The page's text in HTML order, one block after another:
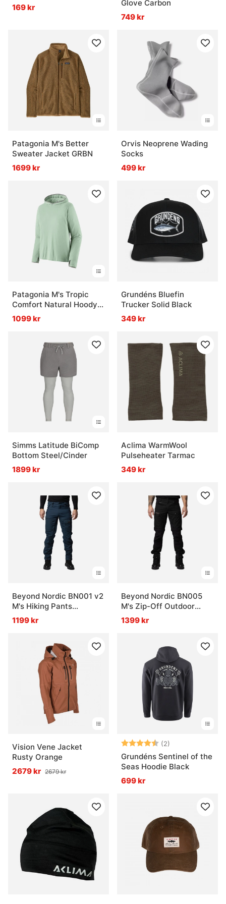
Vad är lagerprincipen vid fiske?
Vad är ett underställ bra för?
Vad är skillnaden mellan fiskeskor och vanliga
169 kr
Glove Carbon
749 kr
Patagonia M's Better
Sweater Jacket GRBN
1699 kr
Orvis Neoprene Wading
Socks
499 kr
Patagonia M's Tropic
Comfort Natural Hoody
THI
1099 kr
Grundéns Bluefin
Trucker Solid Black
349 kr
Simms Latitude BiComp
Bottom Steel/Cinder
1899 kr
Aclima WarmWool
Pulseheater Tarmac
349 kr
Beyond Nordic BN001 v2
M's Hiking Pants
Midnight Navy
1199 kr
Beyond Nordic BN005
M's Zip-Off Outdoor
Pants Forest Night
1399 kr
Vision Vene Jacket
Rusty Orange
2679 kr 2679 kr
Betyg: (2)
Grundéns Sentinel of the
Seas Hoodie Black
699 kr